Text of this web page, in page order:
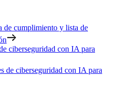
de cumplimiento y lista de
ciberseguridad con IA para
de ciberseguridad con IA para